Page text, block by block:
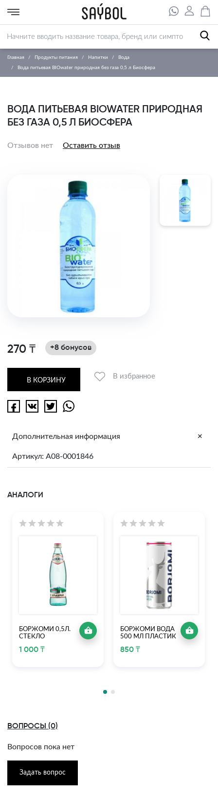
Главная Продукты питания Напитки Вода
Вода питьевая BIOwater природная без газа 0,5 л Биосфера
ВОДА ПИТЬЕВАЯ BIOWATER ПРИРОДНАЯ
БЕЗ ГАЗА 0,5 Л БИОСФЕРА
Отзывов нет Оставить отзыв
270 ₸ +8 бонусов
В КОРЗИНУ
В избранное
Дополнительная информация +
Артикул: A08-0001846
АНАЛОГИ
БОРЖОМИ 0,5Л.
СТЕКЛО
1 000 ₸
БОРЖОМИ ВОДА
500 МЛ ПЛАСТИК
850 ₸
ВОПРОСЫ (0)
Вопросов пока нет
Задать вопрос